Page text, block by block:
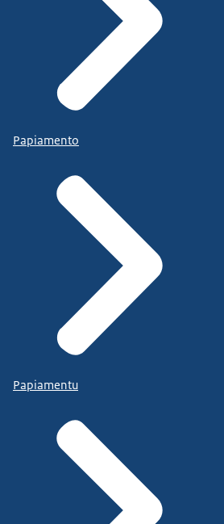
Papiamento
Papiamentu